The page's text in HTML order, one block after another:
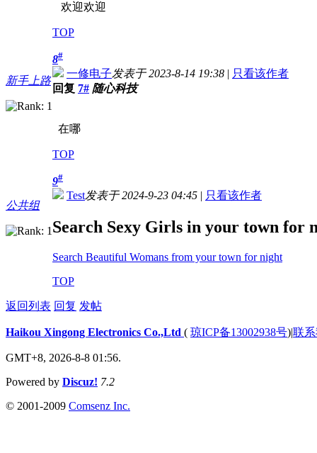
欢迎欢迎
TOP
新手上路
8#
一修电子发表于 2023-8-14 19:38 | 只看该作者
回复 7# 随心科技
在哪
TOP
公共组
9#
Test发表于 2024-9-23 04:45 | 只看该作者
Search Sexy Girls in your town for
Search Beautiful Womans from your town for night
TOP
返回列表 回复 发帖
Haikou Xingong Electronics Co.,Ltd ( 琼ICP备13002938号)|联
GMT+8, 2026-8-8 01:56.
Powered by Discuz! 7.2
© 2001-2009 Comsenz Inc.